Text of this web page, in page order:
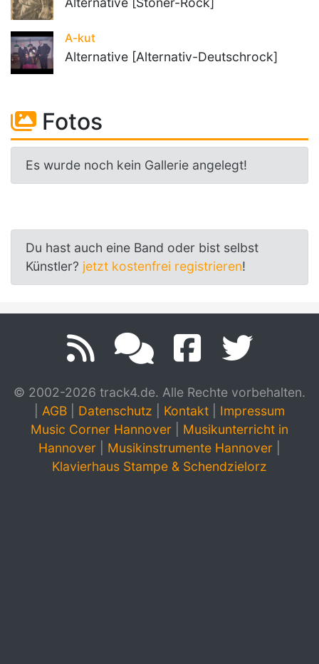
A-kut
Alternative [Alternativ-Deutschrock]
Fotos
Es wurde noch kein Gallerie angelegt!
Du hast auch eine Band oder bist selbst
Künstler? jetzt kostenfrei registrieren!
© 2002-2026 track4.de. Alle Rechte vorbehalten.
AGB Datenschutz Kontakt
Impressum
Music Corner Hannover
Musikunterricht in
Hannover
Musikinstrumente Hannover
Klavierhaus Stampe & Schendzielorz